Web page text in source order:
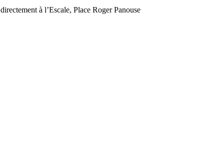
directement à l’Escale, Place Roger Panouse